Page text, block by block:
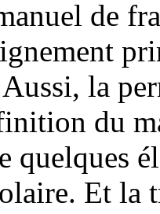
de
la
du
quelques
Et la